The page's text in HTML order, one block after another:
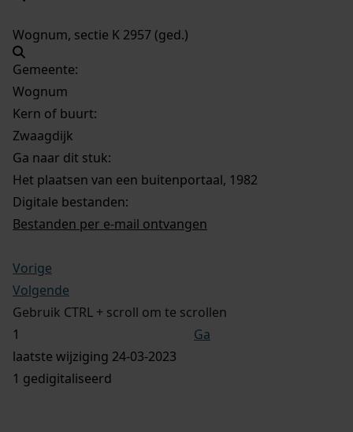
Wognum, sectie K 2957 (ged.)
Gemeente:
Wognum
Kern of buurt:
Zwaagdijk
Ga naar dit stuk:
Het plaatsen van een buitenportaal, 1982
Digitale bestanden:
Bestanden per e-mail ontvangen
Vorige
Volgende
Gebruik CTRL + scroll om te scrollen
Ga
laatste wijziging 24-03-2023
1 gedigitaliseerd